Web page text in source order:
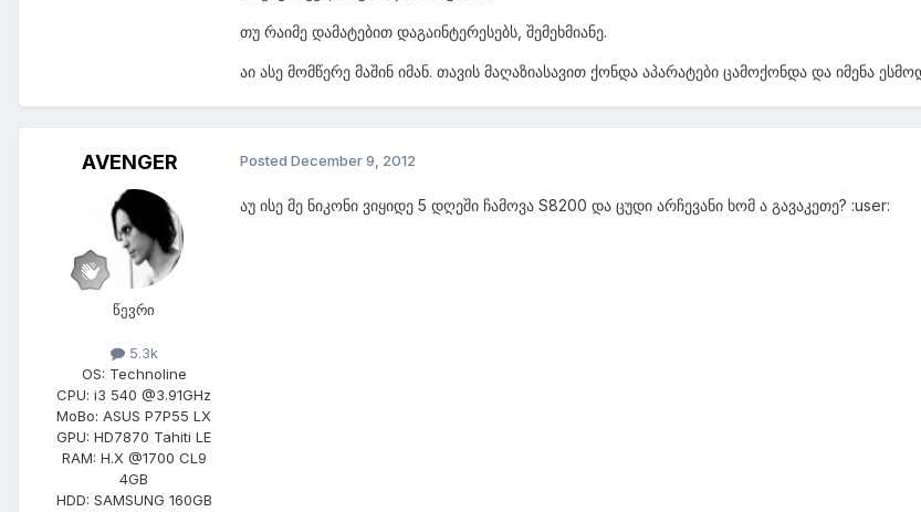
თუ რაიმე დამატებით დაგაინტერესებს, შემეხმიანე.
აი ასე მომწერე მაშინ იმან. თავის მაღაზიასავით ქონდა აპარატები ცამოქონდა და იმენა
AVENGER
წევრი
5.3k
OS: Technoline
CPU: i3 540 @3.91GHz
MoBo: ASUS P7P55 LX
GPU: HD7870 Tahiti LE
RAM: H.X @1700 CL9
4GB
HDD: SAMSUNG 160GB
Posted December 9, 2012
აუ ისე მე ნიკონი ვიყიდე 5 დღეში ჩამოვა S8200 და ცუდი არჩევანი ხომ ა გავაკეთე? :user: